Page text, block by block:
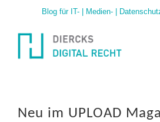
Blog für IT- | Medien- |
Neu im UPLOAD